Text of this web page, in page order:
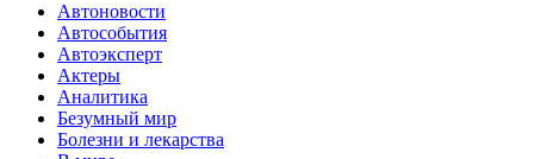
Автоновости
Автособытия
Автоэксперт
Актеры
Аналитика
Безумный мир
Болезни и лекарства